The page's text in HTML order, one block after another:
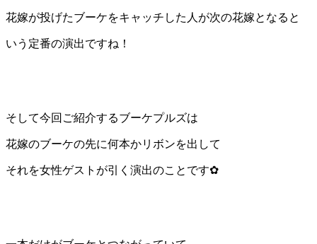
花嫁が投げたブーケをキャッチした人が次の花嫁となると
いう定番の演出ですね！
そして今回ご紹介するブーケプルズは
花嫁のブーケの先に何本かリボンを出して
それを女性ゲストが引く演出のことです✿